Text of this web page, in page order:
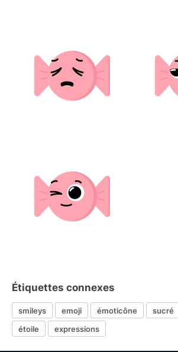
Étiquettes connexes
smileys emoji émoticône sucré
étoile
expressions